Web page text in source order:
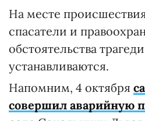
На месте
спасатели и
обстоятельства
устанавливаются.
Напомним, 4 октября
совершил аварийную